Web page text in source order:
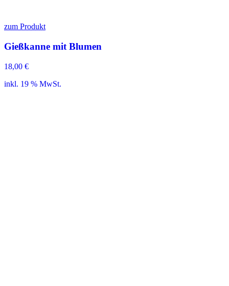
zum Produkt
Gießkanne mit Blumen
18,00 €
inkl. 19 % MwSt.